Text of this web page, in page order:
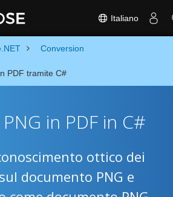
Italiano
Conversion
PDF tramite C#
in PDF in C#
ottico dei
documento PNG e